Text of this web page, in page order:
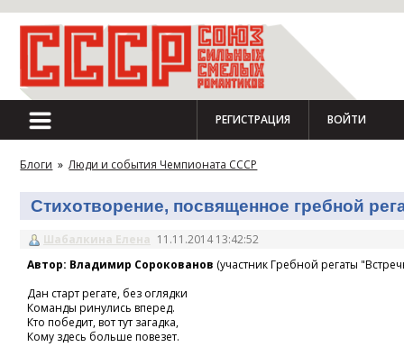
РЕГИСТРАЦИЯ ВОЙТИ
Блоги » Люди и события Чемпионата СССР
Стихотворение, посвященное гребной
Шабалкина Елена 11.11.2014 13:42:52
Автор: Владимир Сорокованов (участник Гребной регаты
Дан старт регате, без оглядки
Команды ринулись вперед.
Кто победит, вот тут загадка,
Кому здесь больше повезет.